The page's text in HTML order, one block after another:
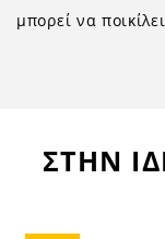
μπορεί να
ΣΤΗΝ